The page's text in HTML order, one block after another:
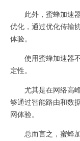
此外，蜜蜂加速器
优化，通过优化传输
体验。
使用蜜蜂加速器不
定性。
尤其是在网络高峰
够通过智能路由和数
网体验。
总而言之，蜜蜂加